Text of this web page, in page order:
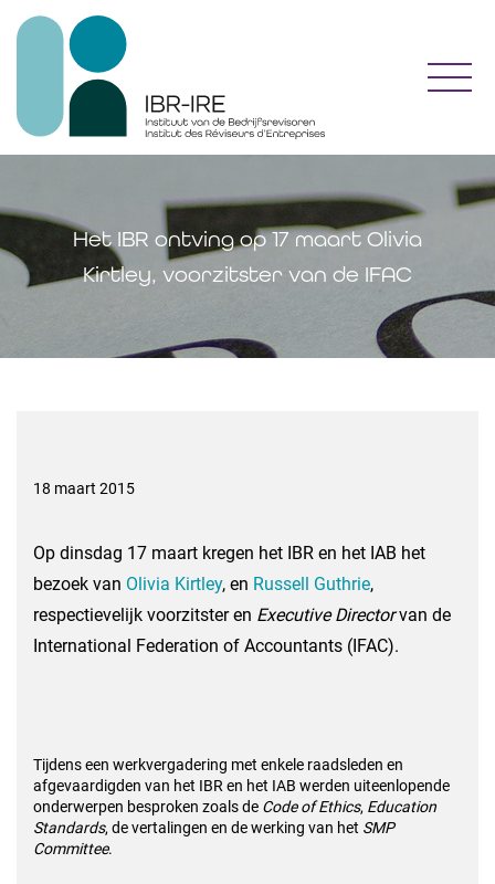
Het IBR ontving op 17 maart Olivia
Kirtley, voorzitster van de IFAC
18 maart 2015
Op dinsdag 17 maart kregen het IBR en het IAB het
bezoek van Olivia Kirtley, en Russell Guthrie,
respectievelijk voorzitster en Executive Directorvan de
International Federation of Accountants (IFAC).
Tijdens een werkvergadering met enkele raadsleden en
afgevaardigden van het IBR en het IAB werden uiteenlopende
onderwerpen besproken zoals de Code of Ethics, Education
Standards, de vertalingen en de werking van het SMP
Committee.